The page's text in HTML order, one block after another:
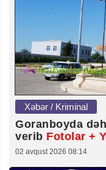
Xəbər / Kriminal
Goranboyda
verib Fotolar +
02 avqust 2026 08:14